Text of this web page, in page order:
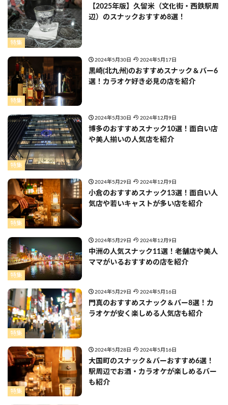
特集
【2025年版】久留米（文化街・西鉄駅周
辺）のスナックおすすめ8選！
特集
2024年5月30日 2024年5月17日
黒崎(北九州)のおすすめスナック＆バー6
選！カラオケ好き必見の店を紹介
特集
2024年5月30日 2024年12月9日
博多のおすすめスナック10選！面白い店
や美人揃いの人気店を紹介
特集
2024年5月29日 2024年12月9日
小倉のおすすめスナック13選！面白い人
気店や若いキャストが多い店を紹介
特集
2024年5月29日 2024年12月9日
中洲の人気スナック11選！老舗店や美人
ママがいるおすすめの店を紹介
特集
2024年5月29日 2024年5月16日
門真のおすすめスナック＆バー8選！カ
ラオケが安く楽しめる人気店も紹介
特集
2024年5月28日 2024年5月16日
大国町のスナック＆バーおすすめ6選！
駅周辺でお酒・カラオケが楽しめるバー
も紹介